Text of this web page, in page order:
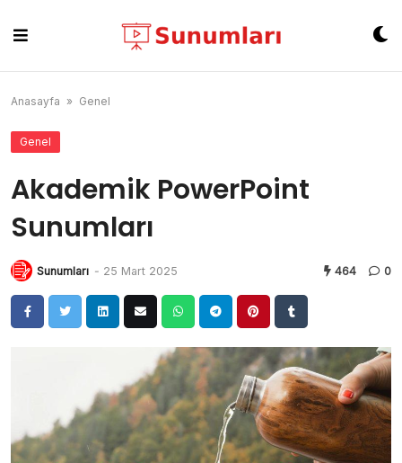
content
Anasayfa » Genel
Genel
Akademik PowerPoint
Sunumları
Sunumları - 25 Mart 2025 464 0